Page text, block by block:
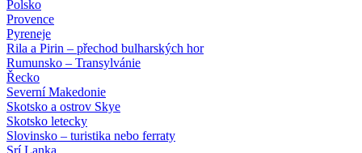
Polsko
Provence
Pyreneje
Rila a Pirin – přechod bulharských hor
Rumunsko – Transylvánie
Řecko
Severní Makedonie
Skotsko a ostrov Skye
Skotsko letecky
Slovinsko – turistika nebo ferraty
Srí Lanka